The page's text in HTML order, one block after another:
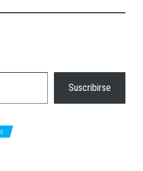
Suscribirse